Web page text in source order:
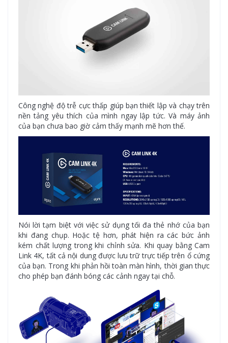
Công nghệ độ trễ cực thấp giúp bạn thiết lập và chạy trên
nền tảng yêu thích của mình ngay lập tức. Và máy ảnh
của bạn chưa bao giờ cảm thấy mạnh mẽ hơn thế.
Nói lời tạm biệt với việc sử dụng tối đa thẻ nhớ của bạn
khi đang chụp. Hoặc tệ hơn, phát hiện ra các bức ảnh
kém chất lượng trong khi chỉnh sửa. Khi quay bằng Cam
Link 4K, tất cả nội dung được lưu trữ trực tiếp trên ổ cứng
của bạn. Trong khi phản hồi toàn màn hình, thời gian thực
cho phép bạn đánh bóng các cảnh ngay tại chỗ.